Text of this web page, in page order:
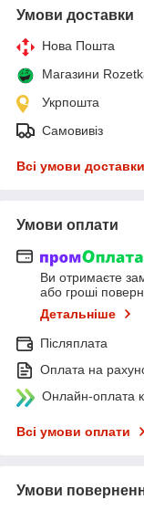
Умови доставки
Нова Пошта
Магазини
Укрпошта
Самовивіз
Всі умови доставки
Умови оплати
Ви отримаєте
або гроші
Детальніше
Післяплата
Оплата на
Онлайн-оплата
Всі умови оплати
Умови